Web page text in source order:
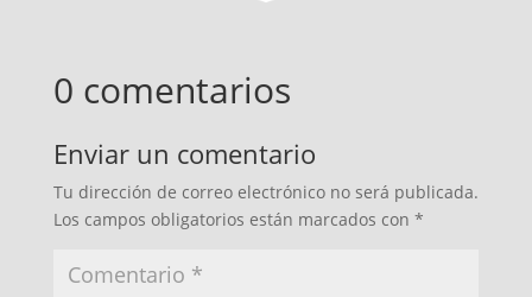
0 comentarios
Enviar un comentario
Tu dirección de correo electrónico no será publicada.
Los campos obligatorios están marcados con *